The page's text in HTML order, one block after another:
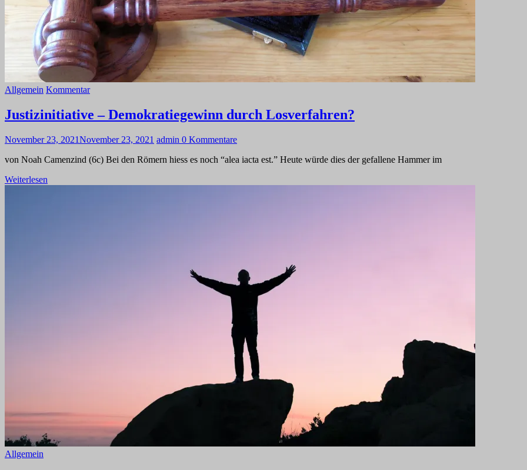
Allgemein Kommentar
Justizinitiative – Demokratiegewinn durch Losverfahren?
November 23, 2021November 23, 2021 admin 0 Kommentare
von Noah Camenzind (6c) Bei den Römern hiess es noch “alea iacta est.” Heute würde dies der gefallene Hammer im
Weiterlesen
Allgemein